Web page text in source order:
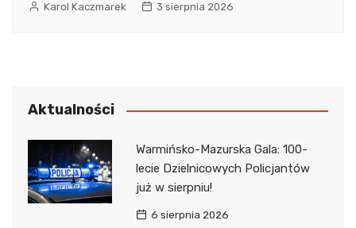
Karol Kaczmarek 3 sierpnia 2026
Aktualności
Warmińsko-Mazurska Gala: 100-
lecie Dzielnicowych Policjantów
już w sierpniu!
6 sierpnia 2026